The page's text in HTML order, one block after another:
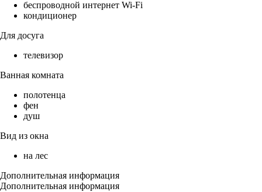
беспроводной интернет Wi-Fi
кондиционер
Для досуга
телевизор
Ванная комната
полотенца
фен
душ
Вид из окна
на лес
Дополнительная информация
Дополнительная информация